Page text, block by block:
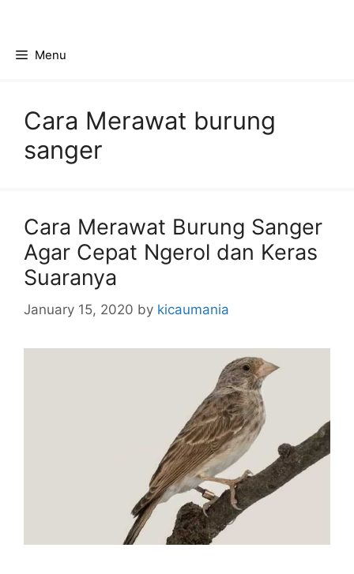
contentMenu
Cara Merawat burung
sanger
Cara Merawat Burung Sanger
Agar Cepat Ngerol dan Keras
Suaranya
January 15, 2020 by kicaumania